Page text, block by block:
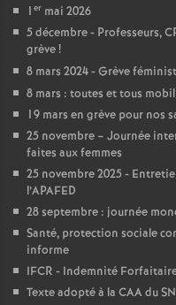
1 er mai 2026
5 décembre - Professeurs,
grève!
8 mars 2024 - Grève
8 mars : toutes et tous
19 mars en grève pour nos
25 novembre – Journée
faites aux femmes
25 novembre 2025 -
l’APAFED
28 septembre : journée
Santé, protection sociale
informe
IFCR - Indemnité
Texte adopté à la CAA du